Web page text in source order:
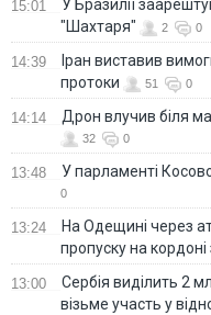
15:01
У Бразилії
"Шахтаря"
2 0
14:39
Іран виставив
протоки
51 0
14:14 Дрон влучив біля
32 0
13:48 У парламенті
0
13:24
На Одещині через
пропуску на
13:00
Сербія виділить 2
візьме участь у